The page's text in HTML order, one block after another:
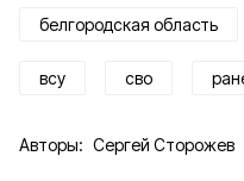
белгородская область
всу сво
Авторы: Сергей Сторожев